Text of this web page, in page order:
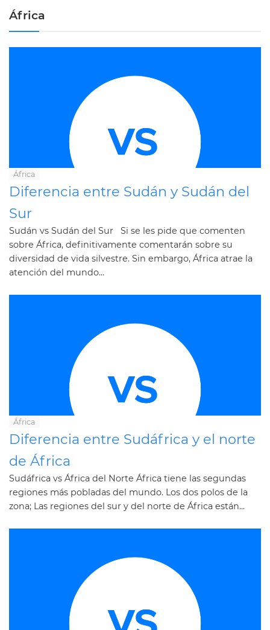
África
África
Diferencia entre Sudán y Sudán del
Sur
Sudán vs Sudán del Sur Si se les pide que comenten
sobre África, definitivamente comentarán sobre su
diversidad de vida silvestre. Sin embargo, África atrae la
atención del mundo...
África
Diferencia entre Sudáfrica y el norte
de África
Sudáfrica vs África del Norte África tiene las segundas
regiones más pobladas del mundo. Los dos polos de la
zona; Las regiones del sur y del norte de África están...